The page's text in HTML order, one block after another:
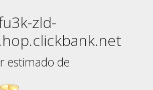
zld-
estimado de